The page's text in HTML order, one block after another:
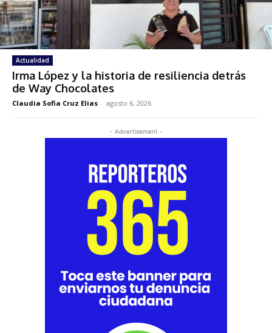
Actualidad
Irma López y la historia de resiliencia detrás
de Way Chocolates
Claudia Sofia Cruz Elias - agosto 6, 2026
- Advertisement -